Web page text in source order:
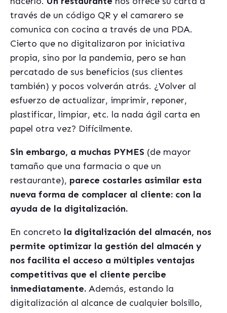
través de un código QR y el camarero se
comunica con cocina a través de una PDA.
Cierto que no digitalizaron por iniciativa
propia, sino por la pandemia, pero se han
percatado de sus beneficios (sus clientes
también) y pocos volverán atrás. ¿Volver al
esfuerzo de actualizar, imprimir, reponer,
plastificar, limpiar, etc. la nada ágil carta en
papel otra vez? Difícilmente.
Sin embargo, a muchas PYMES (de mayor
tamaño que una farmacia o que un
restaurante), parece costarles asimilar esta
nueva forma de complacer al cliente: con la
ayuda de la digitalización.
En concreto la digitalización del almacén, nos
permite optimizar la gestión del almacén y
nos facilita el acceso a múltiples ventajas
competitivas que el cliente percibe
inmediatamente. Además, estando la
digitalización al alcance de cualquier bolsillo,